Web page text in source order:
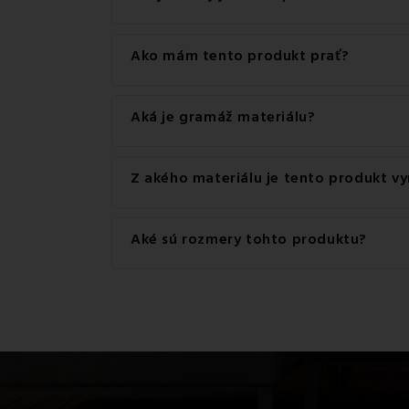
Ide o autentický produkt značky EMI.
Ako mám tento produkt prať?
Pre dosiahnutie najlepších výsledkov
Aká je gramáž materiálu?
Gramáž materiálu použitého pre tento produkt
Z akého materiálu je tento produkt
Tento produkt je vyrobený z kvalitného
Aké sú rozmery tohto produktu?